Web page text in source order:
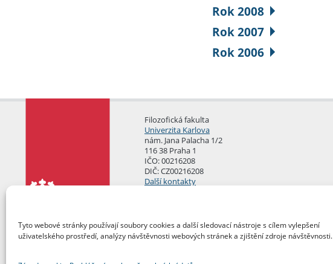
Tyto webové stránky používají soubory cookies a další sledovací nástroje s cílem vylepšení
uživatelského prostředí, analýzy návštěvnosti webových stránek a zjištění zdroje návštěvnosti.
Rok 2008
Rok 2007
Rok 2006
Filozofická fakulta
Univerzita Karlova
nám. Jana Palacha 1/2
116 38 Praha 1
IČO: 00216208
DIČ: CZ00216208
Další kontakty